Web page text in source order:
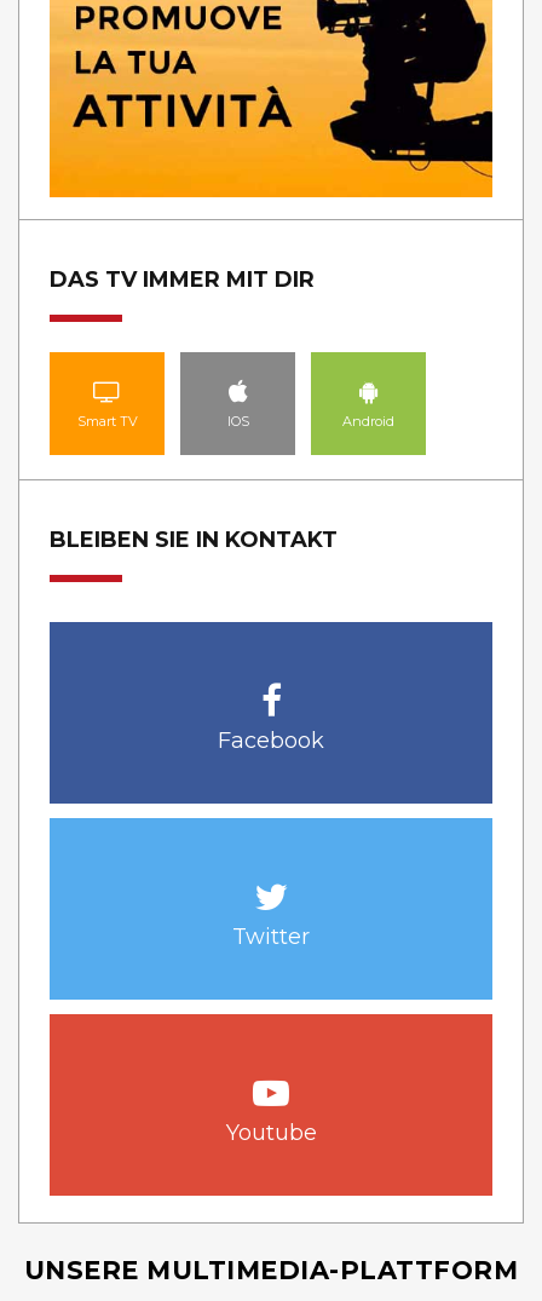
DAS TV IMMER MIT DIR
Smart TV IOS Android
BLEIBEN SIE IN KONTAKT
Facebook
Twitter
Youtube
UNSERE MULTIMEDIA-PLATTFORM